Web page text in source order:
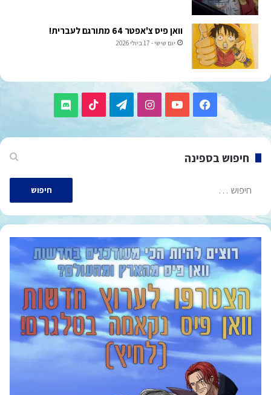
וואן פיס צ'אפטר 64 מתורגם לעברית!
יום שישי - 17 ביולי 2026
Facebook
YouTube
Instagram
Telegram
TikTok
Discord
חיפוש בספינה
חיפוש: